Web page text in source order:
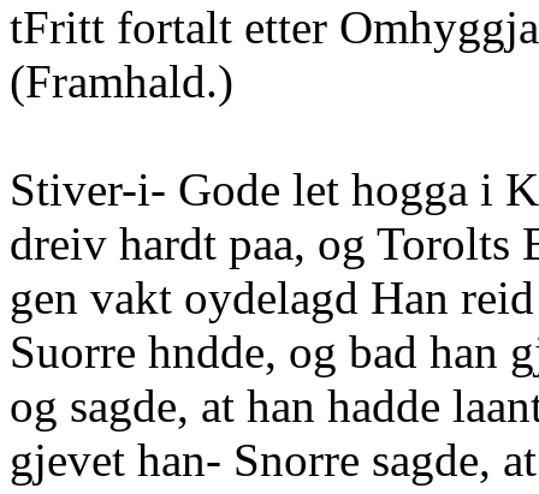
tFritt fortalt etter
(Framhald.)
Stiver-i- Gode let hogga i
dreiv hardt paa, og Torolts
gen vakt oydelagd Han
Suorre hndde, og bad han
og sagde, at han hadde
gjevet han- Snorre sagde,